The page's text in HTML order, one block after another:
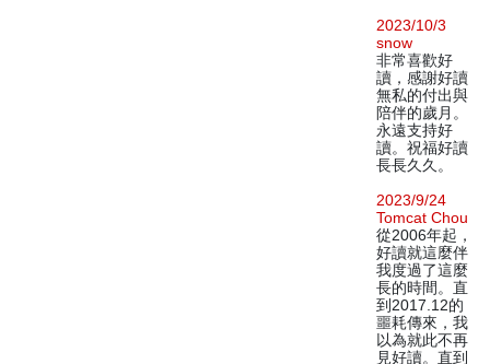
2023/10/3
snow
非常喜歡好
讀，感謝好讀
無私的付出與
陪伴的歲月。
永遠支持好
讀。祝福好讀
長長久久。
2023/9/24
Tomcat Chou
從2006年起，
好讀就這麼伴
我度過了這麼
長的時間。直
到2017.12的
噩耗傳來，我
以為就此不再
見好讀。直到